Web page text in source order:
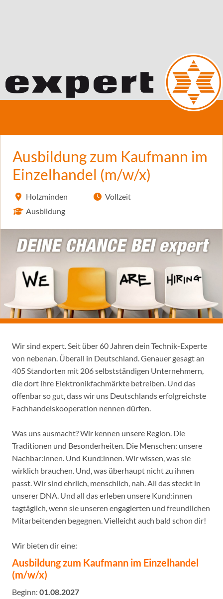
Ausbildung zum Kaufmann im
Einzelhandel (m/w/x)
Holzminden
Ausbildung
Vollzeit
Wir sind expert. Seit über 60 Jahren dein Technik-Experte
von nebenan. Überall in Deutschland. Genauer gesagt an
405 Standorten mit 206 selbstständigen Unternehmern,
die dort ihre Elektronikfachmärkte betreiben. Und das
offenbar so gut, dass wir uns Deutschlands erfolgreichste
Fachhandelskooperation nennen dürfen.
Was uns ausmacht? Wir kennen unsere Region. Die
Traditionen und Besonderheiten. Die Menschen: unsere
Nachbar:innen. Und Kund:innen. Wir wissen, was sie
wirklich brauchen. Und, was überhaupt nicht zu ihnen
passt. Wir sind ehrlich, menschlich, nah. All das steckt in
unserer DNA. Und all das erleben unsere Kund:innen
tagtäglich, wenn sie unseren engagierten und freundlichen
Mitarbeitenden begegnen. Vielleicht auch bald schon dir!
Wir bieten dir eine:
Ausbildung zum Kaufmann im Einzelhandel
(m/w/x)
Beginn: 01.08.2027